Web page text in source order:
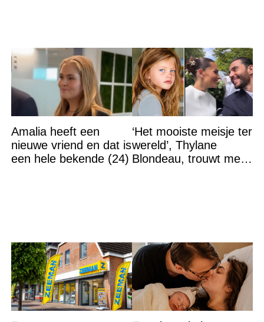
Amalia heeft een
nieuwe vriend en dat is
een hele bekende (24)
‘Het mooiste meisje ter
wereld’, Thylane
Blondeau, trouwt met